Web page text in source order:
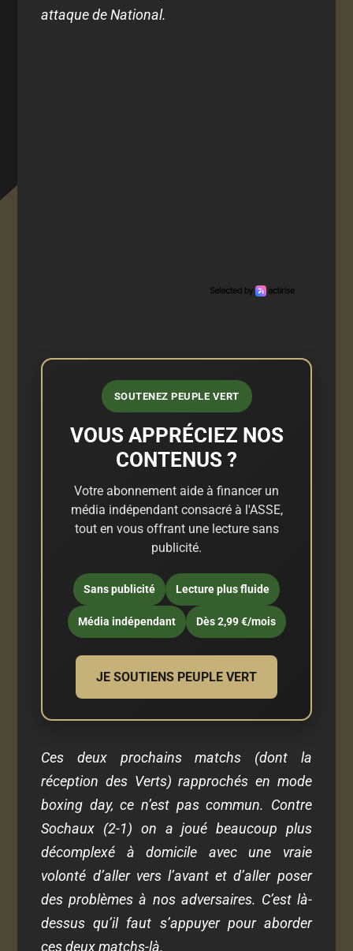
attaque de National.
SOUTENEZ PEUPLE VERT
VOUS APPRÉCIEZ NOS
CONTENUS ?
Votre abonnement aide à financer un
média indépendant consacré à l'ASSE,
tout en vous offrant une lecture sans
publicité.
Sans publicité Lecture plus fluide
Média indépendant Dès 2,99 €/mois
JE SOUTIENS PEUPLE VERT
Ces deux prochains matchs (dont la
réception des Verts) rapprochés en mode
boxing day, ce n’est pas commun. Contre
Sochaux (2-1) on a joué beaucoup plus
décomplexé à domicile avec une vraie
volonté d’aller vers l’avant et d’aller poser
des problèmes à nos adversaires. C’est là-
dessus qu’il faut s’appuyer pour aborder
ces deux matchs-là.